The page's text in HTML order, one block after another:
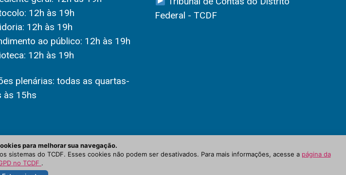
12h às 19h
12h às 19h
ao público: 12h às 19h
12h às 19h
plenárias: todas as quartas-
às 15hs
Federal - TCDF
para melhorar sua navegação.
do TCDF. Esses cookies não podem ser desativados. Para mais informações, acesse a página da
no TCDF .